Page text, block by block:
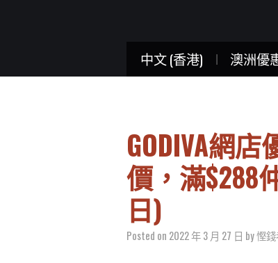
中文 (香港) 澳洲優
GODIVA網
價，滿$288
日)
Posted on 2022 年 3 月 27 日 by慳